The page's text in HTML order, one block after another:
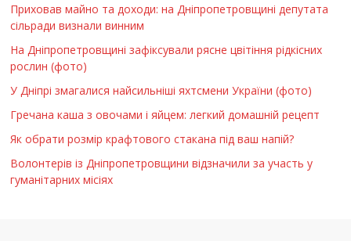
Приховав майно та доходи: на Дніпропетровщині депутата
сільради визнали винним
На Дніпропетровщині зафіксували рясне цвітіння рідкісних
рослин (фото)
У Дніпрі змагалися найсильніші яхтсмени України (фото)
Гречана каша з овочами і яйцем: легкий домашній рецепт
Як обрати розмір крафтового стакана під ваш напій?
Волонтерів із Дніпропетровщини відзначили за участь у
гуманітарних місіях